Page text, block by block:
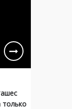
только